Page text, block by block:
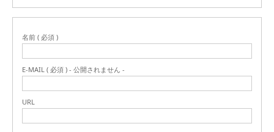
名前 ( 必須 )
E-MAIL ( 必須 ) - 公開されません -
URL